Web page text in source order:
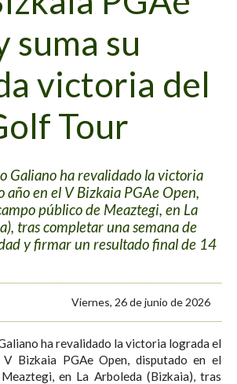
suma su
victoria del
Tour
Galiano ha revalidado la victoria
año en el V Bizkaia PGAe Open,
público de Meaztegi, en La
tras completar una semana de
y firmar un resultado final de 14
Viernes, 26 de junio de 2026
ha revalidado la victoria lograda el
Bizkaia PGAe Open, disputado en el
en La Arboleda (Bizkaia), tras